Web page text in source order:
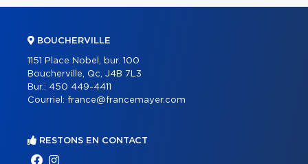
BOUCHERVILLE
1151 Place Nobel, bur. 100
Boucherville, Qc, J4B 7L3
Bur.: 450 449-4411
Courriel: france@francemayer.com
RESTONS EN CONTACT